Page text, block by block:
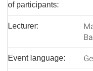
of participants:
Lecturer:
Event language: